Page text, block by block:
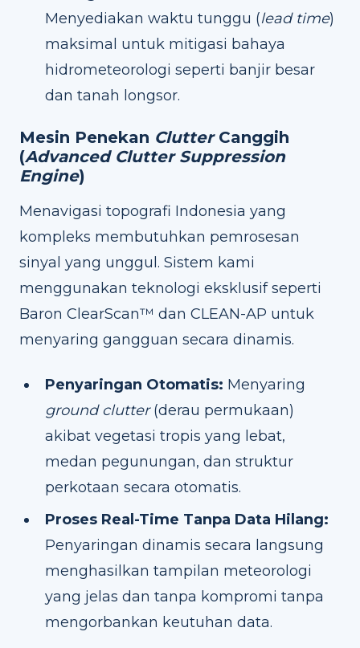
Menyediakan waktu tunggu (lead time)
maksimal untuk mitigasi bahaya
hidrometeorologi seperti banjir besar
dan tanah longsor.
Mesin Penekan ClutterCanggih
(Advanced Clutter Suppression
Engine)
Menavigasi topografi Indonesia yang
kompleks membutuhkan pemrosesan
sinyal yang unggul. Sistem kami
menggunakan teknologi eksklusif seperti
Baron ClearScan™ dan CLEAN-AP untuk
menyaring gangguan secara dinamis.
Penyaringan Otomatis: Menyaring
ground clutter(derau permukaan)
akibat vegetasi tropis yang lebat,
medan pegunungan, dan struktur
perkotaan secara otomatis.
Proses Real-Time Tanpa Data Hilang:
Penyaringan dinamis secara langsung
menghasilkan tampilan meteorologi
yang jelas dan tanpa kompromi tanpa
mengorbankan keutuhan data.